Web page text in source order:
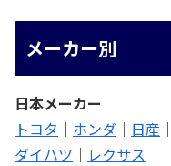
メーカー別
日本メーカー
トヨタ ｜ ホンダ ｜ 日産 ｜
ダイハツ ｜ レクサス